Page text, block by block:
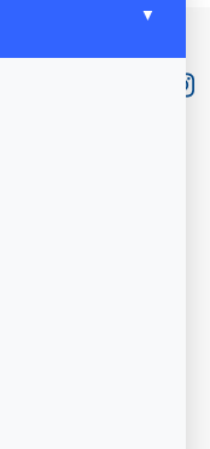
характер и не
положениями ГК
о наличии, видах,
▼